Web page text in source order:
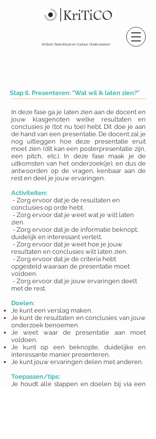
Kritisch Taalinhoud en Cultuur Onderzoeken
Stap 6. Presenteren: "Wat wil ik laten zien?"
In deze fase ga je laten zien aan de docent en
jouw klasgenoten welke resultaten en
conclusies je (tot nu toe) hebt. Dit doe je aan
de hand van een presentatie. De docent zal je
nog uitleggen hoe deze presentatie eruit
moet zien (dit kan een posterpresentatie zijn,
een pitch, etc.). In deze fase maak je de
uitkomsten van het onderzoek(je), en dus de
antwoorden op de vragen, kenbaar aan de
rest en deel je jouw ervaringen.
Activiteiten:
- Zorg ervoor dat je de resultaten en
conclusies op orde hebt.
- Zorg ervoor dat je weet wat je wilt laten
zien.
- Zorg ervoor dat je de informatie beknopt,
duidelijk en interessant vertelt.
- Zorg ervoor dat je weet hoe je jouw
resultaten en conclusies wilt laten zien.
- Zorg ervoor dat je de criteria hebt
opgesteld waaraan de presentatie moet
voldoen.
- Zorg ervoor dat je jouw ervaringen deelt
met de rest.
Doelen:
Je kunt een verslag maken.
Je kunt de resultaten en conclusies van jouw
onderzoek benoemen.
Je weet waar de presentatie aan moet
voldoen.
Je kunt op een beknopte, duidelijke en
interessante manier presenteren.
Je kunt jouw ervaringen delen met anderen.
Toepassen/tips:
Je houdt alle stappen en doelen bij via een